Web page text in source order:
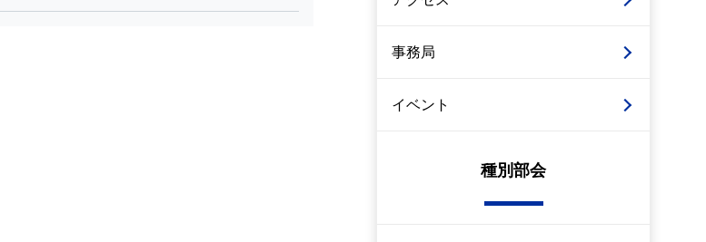
事務局
イベント
種別部会